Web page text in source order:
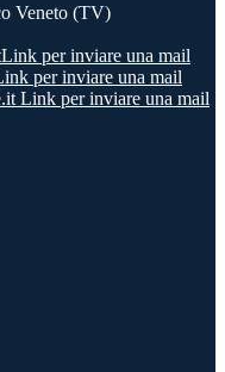
Veneto (TV)
Link per inviare una mail
per inviare una mail
Link per inviare una mail